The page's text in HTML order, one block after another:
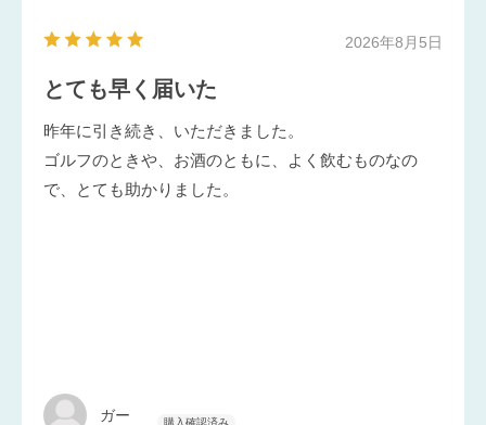
2026年8月5日
とても早く届いた
昨年に引き続き、いただきました。
ゴルフのときや、お酒のともに、よく飲むものなの
で、とても助かりました。
ガー